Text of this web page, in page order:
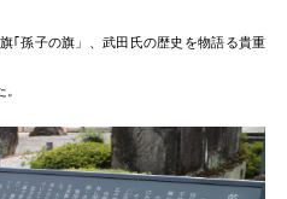
｢孫子の旗」、武田氏の歴史を物語る貴重